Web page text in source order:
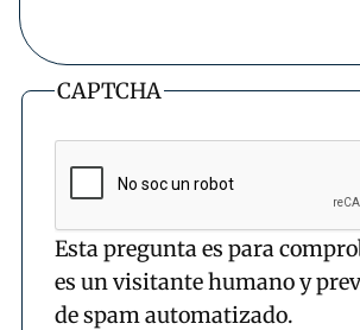
CAPTCHA
Esta pregunta es para
es un visitante humano y
de spam automatizado.